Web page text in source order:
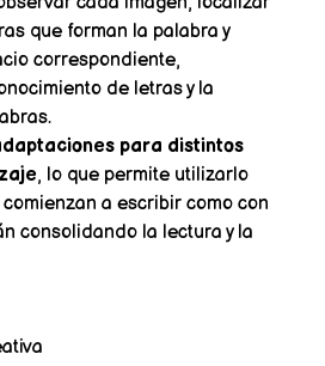
que forman la palabra y
correspondiente,
de letras y la
para distintos
, lo que permite utilizarlo
a escribir como con
consolidando la lectura y la